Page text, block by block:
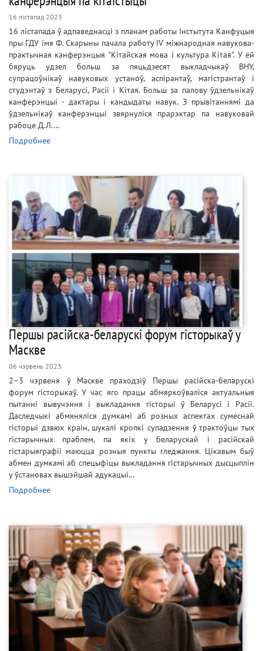
16 лістапад 2023
16 лістапада ў адпаведнасці з планам работы Інстытута Канфуцыя
пры ГДУ імя Ф. Скарыны пачала работу IV міжнародная навукова-
практычная канферэнцыя "Кітайская мова і культура Кітая". У ёй
бяруць удзел больш за пяцьдзесят выкладчыкаў ВНУ,
супрацоўнікаў навуковых устаноў, аспірантаў, магістрантаў і
студэнтаў з Беларусі, Расіі і Кітая. Больш за палову ўдзельнікаў
канферэнцыі - дактары і кандыдаты навук. З прывітаннямі да
ўдзельнікаў канферэнцыі звярнуліся прарэктар па навуковай
рабоце Д.Л.…
Подробнее
Першы расійска-беларускі форум гісторыкаў у
Маскве
06 чэрвень 2023
2–3 чэрвеня ў Маскве праходзіў Першы расійска-беларускі
форум гісторыкаў. У час яго працы абмяркоўваліся актуальныя
пытанні вывучэння і выкладання гісторыі ў Беларусі і Расіі.
Даследчыкі абмяняліся думкамі аб розных аспектах сумеснай
гісторыі дзвюх краін, шукалі кропкі супадзення ў трактоўцы тых
гістарычных праблем, па якіх у беларускай і расійскай
гістарыяграфіі маюцца розныя пункты гледжання. Цікавым быў
абмен думкамі аб спецыфіцы выкладання гістарычных дысцыплін
у ўстановах вышэйшай адукацыі…
Подробнее